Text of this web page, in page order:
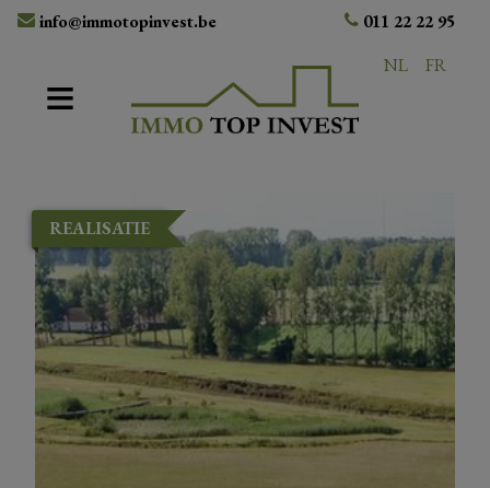
info@immotopinvest.be
011 22 22 95
NL
FR
REALISATIE